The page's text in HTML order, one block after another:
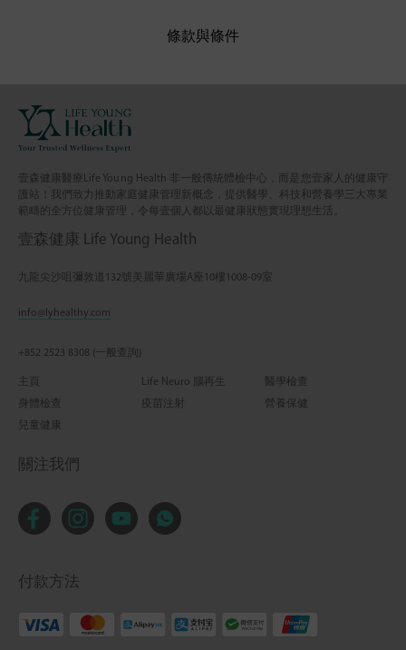
條款與條件
壹森健康醫療Life Young Health 非一般傳統體檢中心，而是您壹家人的健康守
護站！我們致力推動家庭健康管理新概念，提供醫學、科技和營養學三大專業
範疇的全方位健康管理，令每壹個人都以最健康狀態實現理想生活。
壹森健康 Life Young Health
九龍尖沙咀彌敦道132號美麗華廣場A座10樓1008-09室
info@lyhealthy.com
+852 2523 8308 (一般查詢)
主頁 Life Neuro 腦再生
醫學檢查
身體檢查
疫苗注射
營養保健
兒童健康
關注我們
付款方法